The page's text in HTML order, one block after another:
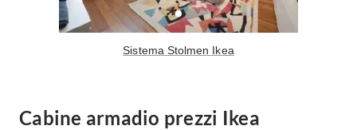
Sistema Stolmen Ikea
Cabine armadio prezzi Ikea